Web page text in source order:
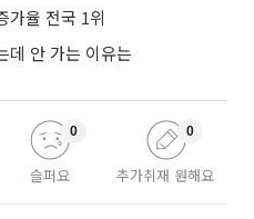
가율 전국 1위
데 안 가는 이유는
슬퍼요
0
추가취재 원해요
0